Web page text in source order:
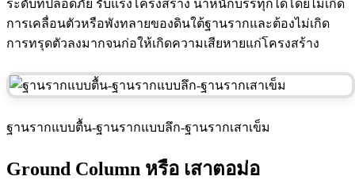
ระดับที่ปลอดภัย รับแรงโครงสร้าง น้ำหนักบรรทุกได้โดยไม่เกิด
การเคลื่อนตัวหรือพังทลายของดินใต้ฐานรากและต้องไม่เกิด
การทรุดตัวลงมากจนก่อให้เกิดความเสียหายแก่โครงสร้าง
ฐานรากแบบตื้น-ฐานรากแบบลึก-ฐานรากเสาเข็ม
Ground Column หรือ เสาตอม่อ